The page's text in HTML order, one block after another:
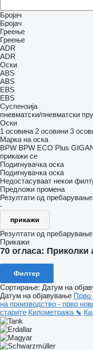
Бројач
Бројач
Греење
Греење
ADR
ADR
Оски
ABS
ABS
EBS
EBS
Суспензија
пневматски/пневматски
Оски
1 осовина 2 осовини 3
Марка на оска
BPW BPW ECO Plus
прикажи се
Подигнувачка оска
Подигнувачка оска
Недостасуваат некои
Предложи промена
Резултати од пребарување:
-
прикажи
Резултати од пребарување:
Прикажи
70 огласа: Приколки
Филтер
Сортирање: Датум на
Датум на објавување Прво
на производство - прво
старите Километража ⬊